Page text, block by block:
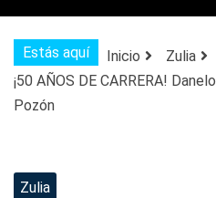
Estás aquí Inicio
Zulia
¡50 AÑOS DE CARRERA!
Pozón
Zulia